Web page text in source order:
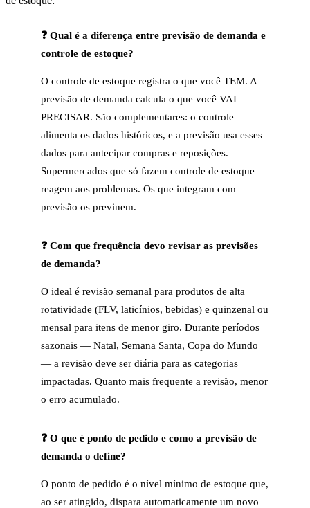
❓ Qual é a diferença entre previsão de demanda e
controle de estoque?
O controle de estoque registra o que você TEM. A
previsão de demanda calcula o que você VAI
PRECISAR. São complementares: o controle
alimenta os dados históricos, e a previsão usa esses
dados para antecipar compras e reposições.
Supermercados que só fazem controle de estoque
reagem aos problemas. Os que integram com
previsão os previnem.
❓ Com que frequência devo revisar as previsões
de demanda?
O ideal é revisão semanal para produtos de alta
rotatividade (FLV, laticínios, bebidas) e quinzenal ou
mensal para itens de menor giro. Durante períodos
sazonais — Natal, Semana Santa, Copa do Mundo
— a revisão deve ser diária para as categorias
impactadas. Quanto mais frequente a revisão, menor
o erro acumulado.
❓ O que é ponto de pedido e como a previsão de
demanda o define?
O ponto de pedido é o nível mínimo de estoque que,
ao ser atingido, dispara automaticamente um novo